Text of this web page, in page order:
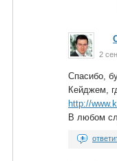
2
Спасибо,
Кейджем,
http://
В любом